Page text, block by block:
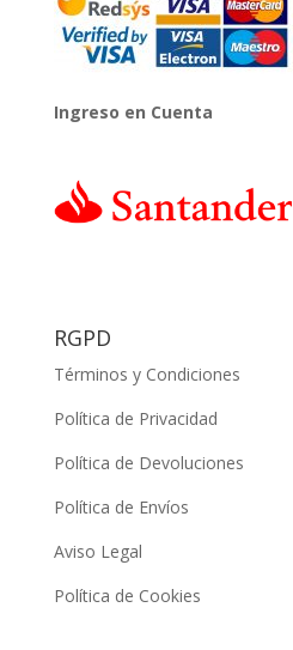
Ingreso en Cuenta
RGPD
Términos y Condiciones
Política de Privacidad
Política de Devoluciones
Política de Envíos
Aviso Legal
Política de Cookies